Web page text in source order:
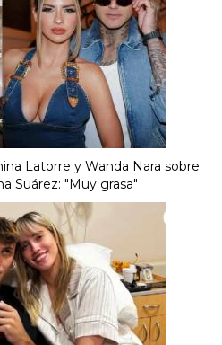
Latorre y Wanda Nara sobre
Suárez: "Muy grasa"